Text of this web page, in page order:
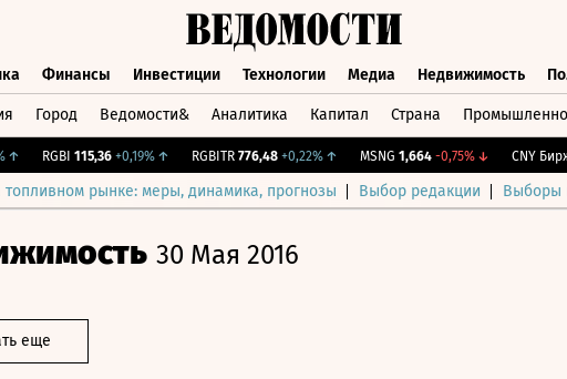
Финансы Инвестиции Технологии Медиа Недвижимость
Город Ведомости& Аналитика Капитал Страна
RGBI 115,36 +0,19%↑ RGBITR 776,48 +0,22%↑ MSNG 1,664 -0,75%↓ CNY Бирж. 0
топливном рынке: меры, динамика, прогнозы Выбор редакции Выборы
30 Мая 2016
еще